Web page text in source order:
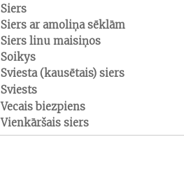
Siers
Siers ar amoliņa sēklām
Siers linu maisiņos
Soikys
Sviesta (kausētais) siers
Sviests
Vecais biezpiens
Vienkāršais siers